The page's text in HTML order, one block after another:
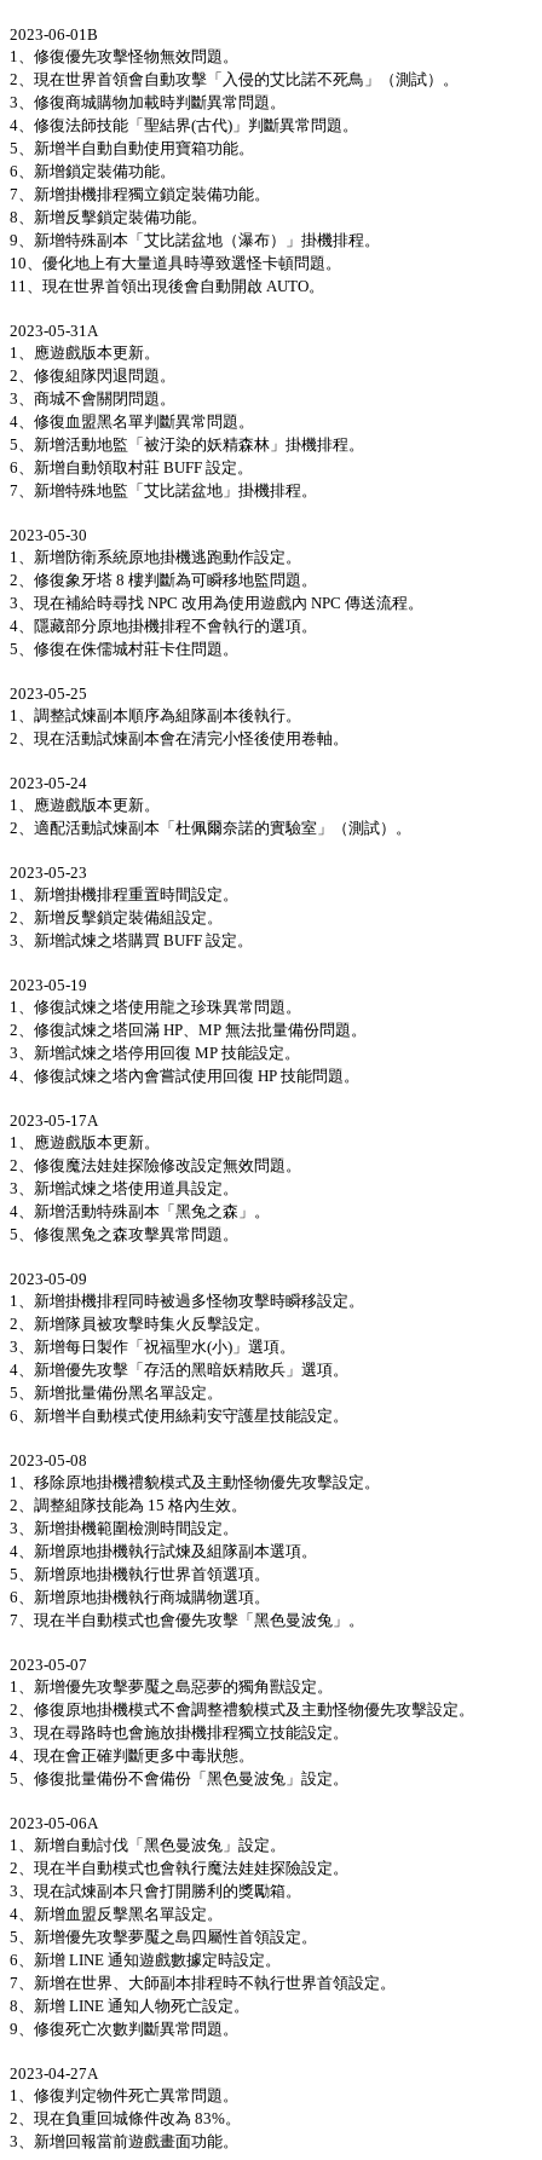
2023-06-01B
1、修復優先攻擊怪物無效問題。
2、現在世界首領會自動攻擊「入侵的艾比諾不死鳥」（測試）。
3、修復商城購物加載時判斷異常問題。
4、修復法師技能「聖結界(古代)」判斷異常問題。
5、新增半自動自動使用寶箱功能。
6、新增鎖定裝備功能。
7、新增掛機排程獨立鎖定裝備功能。
8、新增反擊鎖定裝備功能。
9、新增特殊副本「艾比諾盆地（瀑布）」掛機排程。
10、優化地上有大量道具時導致選怪卡頓問題。
11、現在世界首領出現後會自動開啟 AUTO。
2023-05-31A
1、應遊戲版本更新。
2、修復組隊閃退問題。
3、商城不會關閉問題。
4、修復血盟黑名單判斷異常問題。
5、新增活動地監「被汙染的妖精森林」掛機排程。
6、新增自動領取村莊 BUFF 設定。
7、新增特殊地監「艾比諾盆地」掛機排程。
2023-05-30
1、新增防衛系統原地掛機逃跑動作設定。
2、修復象牙塔 8 樓判斷為可瞬移地監問題。
3、現在補給時尋找 NPC 改用為使用遊戲內 NPC 傳送流程。
4、隱藏部分原地掛機排程不會執行的選項。
5、修復在侏儒城村莊卡住問題。
2023-05-25
1、調整試煉副本順序為組隊副本後執行。
2、現在活動試煉副本會在清完小怪後使用卷軸。
2023-05-24
1、應遊戲版本更新。
2、適配活動試煉副本「杜佩爾奈諾的實驗室」（測試）。
2023-05-23
1、新增掛機排程重置時間設定。
2、新增反擊鎖定裝備組設定。
3、新增試煉之塔購買 BUFF 設定。
2023-05-19
1、修復試煉之塔使用龍之珍珠異常問題。
2、修復試煉之塔回滿 HP、MP 無法批量備份問題。
3、新增試煉之塔停用回復 MP 技能設定。
4、修復試煉之塔內會嘗試使用回復 HP 技能問題。
2023-05-17A
1、應遊戲版本更新。
2、修復魔法娃娃探險修改設定無效問題。
3、新增試煉之塔使用道具設定。
4、新增活動特殊副本「黑兔之森」。
5、修復黑兔之森攻擊異常問題。
2023-05-09
1、新增掛機排程同時被過多怪物攻擊時瞬移設定。
2、新增隊員被攻擊時集火反擊設定。
3、新增每日製作「祝福聖水(小)」選項。
4、新增優先攻擊「存活的黑暗妖精敗兵」選項。
5、新增批量備份黑名單設定。
6、新增半自動模式使用絲莉安守護星技能設定。
2023-05-08
1、移除原地掛機禮貌模式及主動怪物優先攻擊設定。
2、調整組隊技能為 15 格內生效。
3、新增掛機範圍檢測時間設定。
4、新增原地掛機執行試煉及組隊副本選項。
5、新增原地掛機執行世界首領選項。
6、新增原地掛機執行商城購物選項。
7、現在半自動模式也會優先攻擊「黑色曼波兔」。
2023-05-07
1、新增優先攻擊夢魘之島惡夢的獨角獸設定。
2、修復原地掛機模式不會調整禮貌模式及主動怪物優先攻擊設定。
3、現在尋路時也會施放掛機排程獨立技能設定。
4、現在會正確判斷更多中毒狀態。
5、修復批量備份不會備份「黑色曼波兔」設定。
2023-05-06A
1、新增自動討伐「黑色曼波兔」設定。
2、現在半自動模式也會執行魔法娃娃探險設定。
3、現在試煉副本只會打開勝利的獎勵箱。
4、新增血盟反擊黑名單設定。
5、新增優先攻擊夢魘之島四屬性首領設定。
6、新增 LINE 通知遊戲數據定時設定。
7、新增在世界、大師副本排程時不執行世界首領設定。
8、新增 LINE 通知人物死亡設定。
9、修復死亡次數判斷異常問題。
2023-04-27A
1、修復判定物件死亡異常問題。
2、現在負重回城條件改為 83%。
3、新增回報當前遊戲畫面功能。